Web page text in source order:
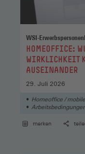
WSI-
:HOMEOFFICE:
WIRKLICHKEIT
AUSEINANDER
29. Juli 2026
Homeoffice /
merken